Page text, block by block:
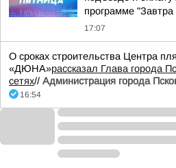
программе "Завтра
17:07
О сроках строительства Центра
«ДЮНА»рассказал Глава города
сетях// Администрация города
16:54